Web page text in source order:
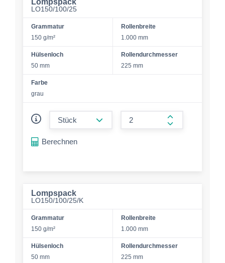
Lompspack
LO150/100/25
Grammatur
150 g/m²
Rollenbreite
1.000 mm
Hülsenloch
50 mm
Rollendurchmesser
225 mm
Farbe
grau
form.increase-
Berechnen
Lompspack
LO150/100/25/K
Grammatur
150 g/m²
Rollenbreite
1.000 mm
Hülsenloch
50 mm
Rollendurchmesser
225 mm